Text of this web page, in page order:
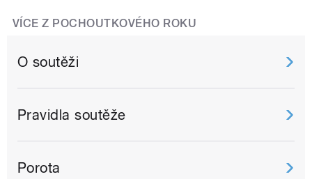
VÍCE Z POCHOUTKOVÉHO ROKU
O soutěži
Pravidla soutěže
Porota